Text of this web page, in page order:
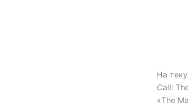
На
Call:
«The